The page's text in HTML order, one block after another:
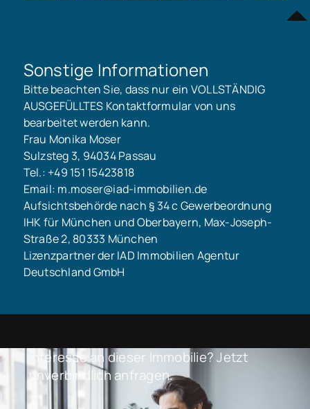
Sonstige Informationen
Bitte beachten Sie, dass nur ein VOLLSTÄNDIG
AUSGEFÜLLTES Kontaktformular von uns
bearbeitet werden kann.
Frau Monika Moser
Sulzsteg 3, 94034 Passau
Tel.: +49 151 15423818
Email: m.moser@iad-immobilien.de
Aufsichtsbehörde nach § 34 c Gewerbeordnung
IHK für München und Oberbayern, Max-Joseph-
Straße 2, 80333 München
Lizenzpartner der IAD Immobilien Agentur
Deutschland GmbH
Interesse an dieser Immobilie? Jetzt
unverbindlich anfragen.